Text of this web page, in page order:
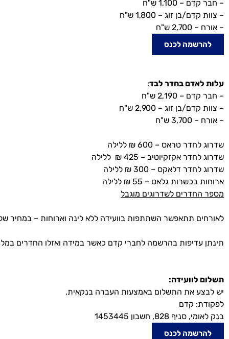
– חבר קדם – 1,100 ש"ח
– צוות קדם/בן זוג – 1,800 ש"ח
– אורח – 2,700 ש"ח
להרשמה לכנס
עלות לאדם בחדר לבד:
– חבר קדם – 2,190 ש"ח
– צוות קדם/בן זוג – 2,900 ש"ח
– אורח – 3,700 ש"ח
שדרוג לחדר טראס – 600 ₪ ללילה
שדרוג לחדר אקזקיוטיב – 425 ₪ ללילה
שדרוג לחדר דלאקס – 300 ₪ ללילה
ארוחות בכשרות גלאט – 55 ₪ ללילה
מספר החדרים לשדרוגים מוגבל
לאורחים תתאפשר השתתפות בוועידה ללא לינה וארוחות – במחיר של 1,400 ₪ לכל ימי
תינתן עדיפות בהרשמה לחברי קדם כאשר במידה ואזלו החדרים
תשלום לוועידה:
יש לבצע את התשלום באמצעות העברה בנקאית,
לפקודת: קדם
בנק לאומי, סניף 828, חשבון 1453445
להרשמה לכנס